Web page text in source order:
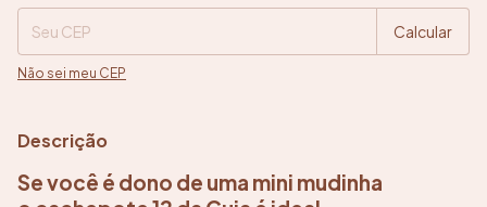
Calcular
Não sei meu CEP
Descrição
Se você é dono de uma mini mudinha